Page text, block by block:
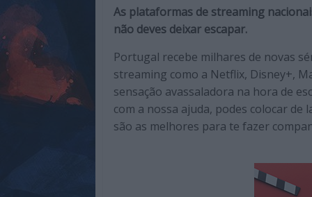
qualidade
enfoque
cultura
pop.
As plataformas de streaming
não deves deixar escapar.
Portugal recebe milhares de novas
streaming como a Netflix, Disney+,
sensação avassaladora na hora de
com a nossa ajuda, podes colocar de
são as melhores para te fazer